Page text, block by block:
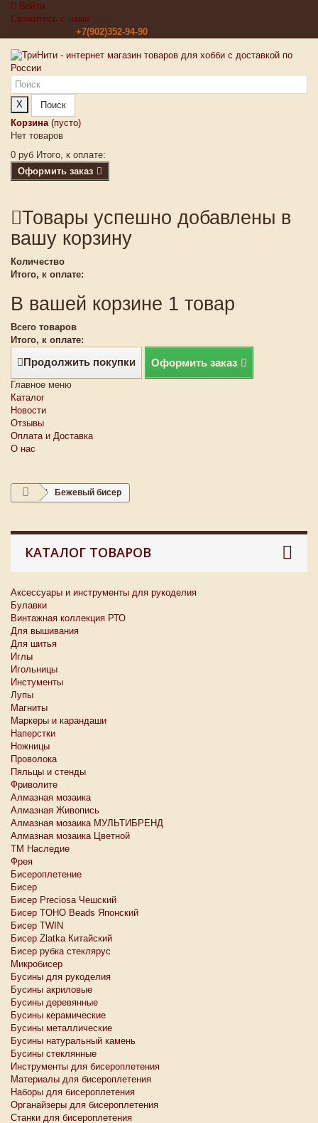
Войти
Свяжитесь с нами
+7(902)352-94-90
X
Поиск
Корзина (пусто)
Нет товаров
0 руб Итого, к оплате:
Оформить заказ
Товары успешно добавлены в
вашу корзину
Количество
Итого, к оплате:
В вашей корзине 1 товар
Всего товаров
Итого, к оплате:
Продолжить покупки Оформить заказ
Главное меню
Каталог
Новости
Отзывы
Оплата и Доставка
О нас
Бежевый бисер
КАТАЛОГ ТОВАРОВ
Аксессуары и инструменты для рукоделия
Булавки
Винтажная коллекция РТО
Для вышивания
Для шитья
Иглы
Игольницы
Инстументы
Лупы
Магниты
Маркеры и карандаши
Наперстки
Ножницы
Проволока
Пяльцы и стенды
Фриволите
Алмазная мозаика
Алмазная Живопись
Алмазная мозаика МУЛЬТИБРЕНД
Алмазная мозаика Цветной
ТМ Наследие
Фрея
Бисероплетение
Бисер
Бисер Preciosa Чешский
Бисер TOHO Beads Японский
Бисер TWIN
Бисер Zlatka Китайский
Бисер рубка стеклярус
Микробисер
Бусины для рукоделия
Бусины акриловые
Бусины деревянные
Бусины керамические
Бусины металлические
Бусины натуральный камень
Бусины стеклянные
Инструменты для бисероплетения
Материалы для бисероплетения
Наборы для бисероплетения
Органайзеры для бисероплетения
Станки для бисероплетения